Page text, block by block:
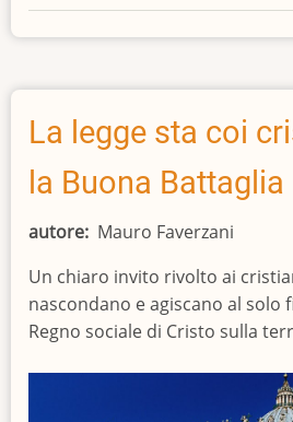
La legge sta coi
la Buona Battaglia
autore Mauro Faverzani
Un chiaro invito rivolto ai
nascondano e agiscano al solo
Regno sociale di Cristo sulla